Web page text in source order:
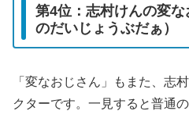
第4位：志村けんの変
のだいじょうぶだぁ）
「変なおじさん」もまた、志
クターです。一見すると普通